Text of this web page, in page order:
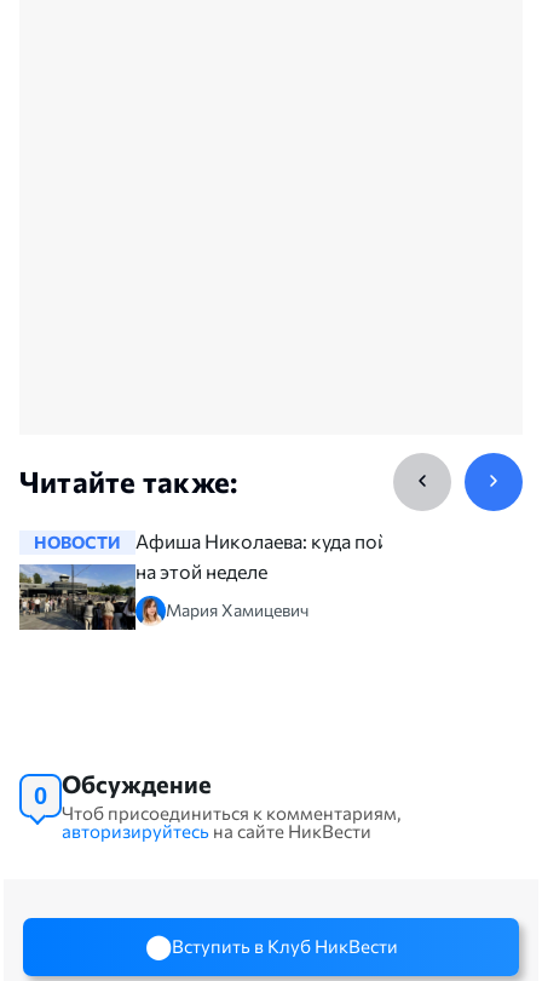
Читайте также:
НОВОСТИ
Афиша Николаева: куда пойти
на этой неделе
Мария Хамицевич
0 Обсуждение
Чтоб присоединиться к комментариям,
авторизируйтесь на сайте НикВести
Вступить в Клуб НикВести